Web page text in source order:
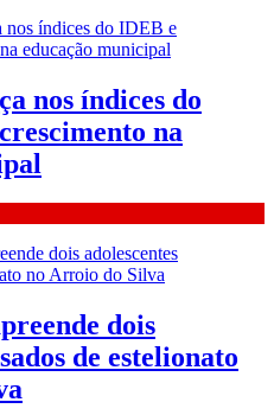
nos índices do
na
dois
de estelionato